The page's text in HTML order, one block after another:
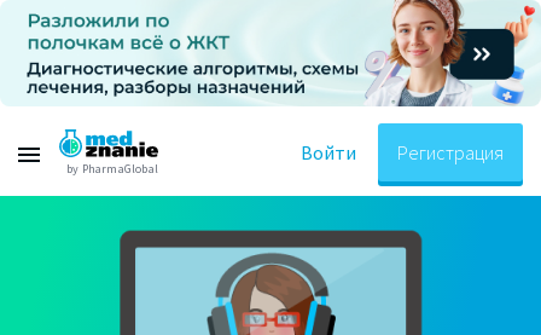
by PharmaGlobal
Войти Регистрация